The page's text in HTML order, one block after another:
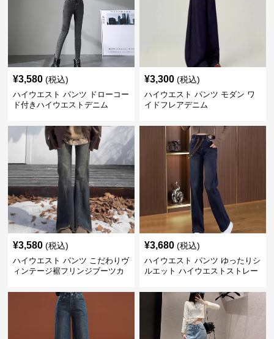
¥3,580 (税込)
ハイウエスト パンツ ドローコー
ド付きハイウエストデニム
¥3,300 (税込)
ハイウエスト パンツ モダン ワ
イドフレアデニム
¥3,580 (税込)
ハイウエスト パンツ こだわりヴ
ィンテージ裾フリンジブーツカ
¥3,680 (税込)
ハイウエスト パンツ ゆったりシ
ルエット ハイウエストストレー